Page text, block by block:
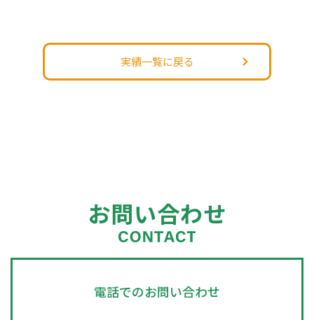
実績一覧に戻る
お問い合わせ
電話でのお問い合わせ